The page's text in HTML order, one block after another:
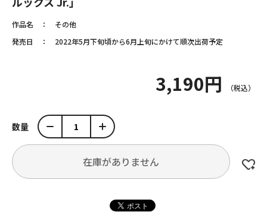
作品名
その他
発売日
2022年5月下旬頃から6月上旬にかけて順次出荷予定
3,190円
数量
在庫がありません